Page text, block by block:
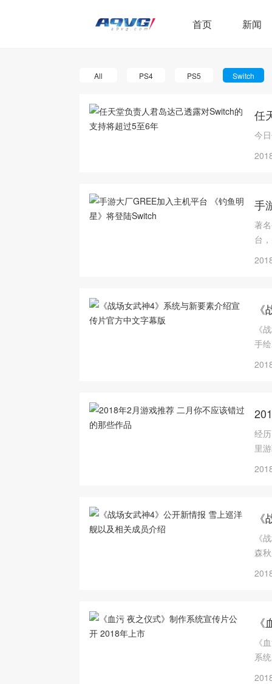
首页 新闻
All PS4 PS5 Switch
任
今
手
著
台
《
手
经
里
《
森
《
系